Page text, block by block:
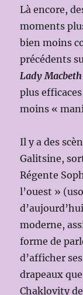
Là encore,
moments
bien moins
précédents
Lady
plus
moins «
Il y a des
Galitsine,
Régente
l’ouest »
moderne,
forme de
d’afficher
drapeaux
Chaklovity